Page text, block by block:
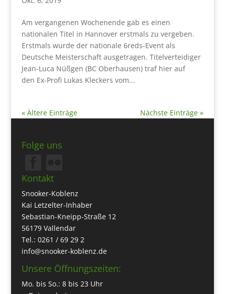
Am vergangenen Wochenende gab es einen
nationalen Titel in Hannover erstmals zu vergeben.
Erstmals wurde der nationale 6reds-Event als
Deutsche Meisterschaft ausgetragen. Titelverteidiger
Jean-Luca Nüßgen (BC Oberhausen) traf hier auf
den Ex-Profi Lukas Kleckers vom...
« Ältere Einträge Nächste Einträge »
Folge uns
Kontakt
Snooker-Koblenz
Kai Letzelter-Inhaber
Sebastian-Kneipp-Straße 12
56179 Vallendar
Tel.: 0261 / 69 29 2
info@snooker-koblenz.de
Unsere Öffnungszeiten:
Mo. bis So.: 8 bis 23 Uhr